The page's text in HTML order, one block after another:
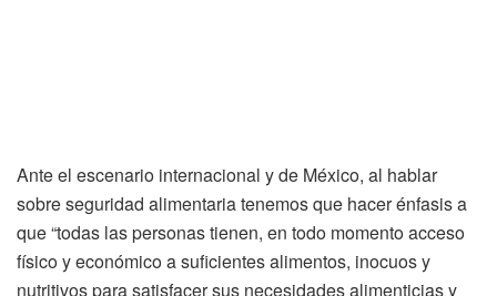
Ante el escenario internacional y de México, al hablar
sobre seguridad alimentaria tenemos que hacer énfasis a
que “todas las personas tienen, en todo momento acceso
físico y económico a suficientes alimentos, inocuos y
nutritivos para satisfacer sus necesidades alimenticias y